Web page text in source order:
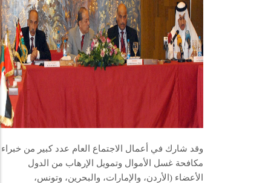
وقد شارك في أعمال الاجتماع العام عدد كبير من خبراء
مكافحة غسل الأموال وتمويل الإرهاب من الدول
الأعضاء (الأردن، والإمارات، والبحرين، وتونس،